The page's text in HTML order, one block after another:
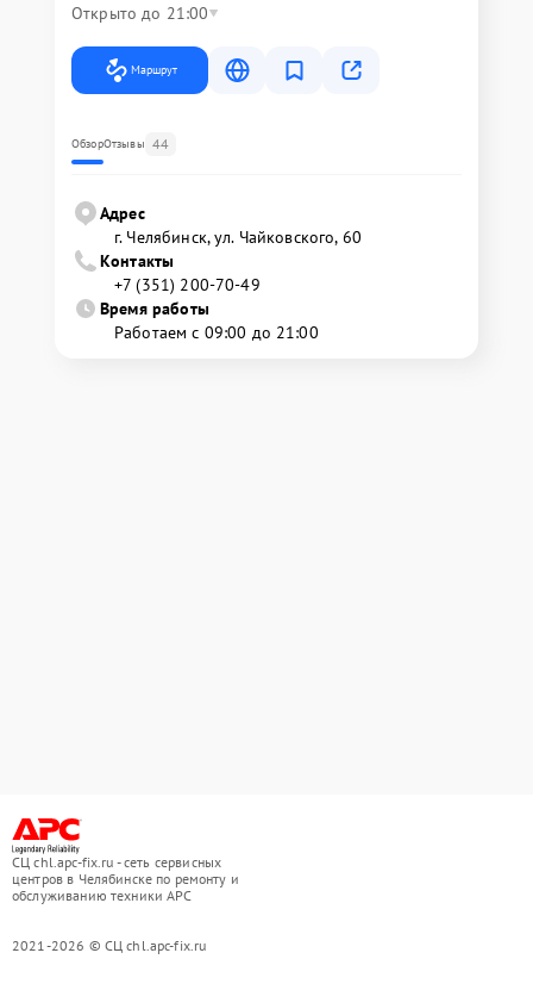
Открыто до 21:00
Маршрут
ОбзорОтзывы 44
Адрес
г. Челябинск, ул. Чайковского, 60
Контакты
+7 (351) 200-70-49
Время работы
Работаем с 09:00 до 21:00
СЦ chl.apc-fix.ru - сеть сервисных
центров в Челябинске по ремонту и
обслуживанию техники APC
2021-2026 © СЦ chl.apc-fix.ru